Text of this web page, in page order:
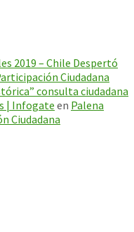
2019 – Chile Despertó
Ciudadana
consulta ciudadana
| Infogateen Palena
Ciudadana